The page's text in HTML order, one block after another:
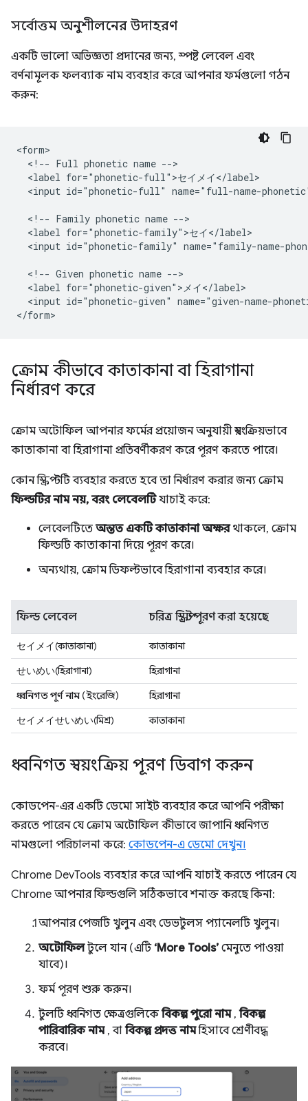
সর্বোত্তম অনুশীলনের উদাহরণ
একটি ভালো অভিজ্ঞতা প্রদানের জন্য, স্পষ্ট লেবেল এবং
বর্ণনামূলক ফলব্যাক নাম ব্যবহার করে আপনার ফর্মগুলো গঠন
করুন:
<form>
  <!-- Full phonetic name -->
  <label for="phonetic-full">セイメイ</label>
<input id="phonetic-full" name="full-name-
  <!-- Family phonetic name -->
  <label for="phonetic-family">セイ</label>
<input id="phonetic-family" name="family-name-
  <!-- Given phonetic name -->
  <label for="phonetic-given">メイ</label>
<input id="phonetic-given" name="given-name-
ক্রোম কীভাবে কাতাকানা বা হিরাগানা
নির্ধারণ করে
ক্রোম অটোফিল আপনার ফর্মের প্রয়োজন অনুযায়ী স্বয়ংক্রিয়ভাবে
কাতাকানা বা হিরাগানা প্রতিবর্ণীকরণ করে পূরণ করতে পারে।
কোন স্ক্রিপ্টটি ব্যবহার করতে হবে তা নির্ধারণ করার জন্য ক্রোম
ফিল্ডটির নাম নয়, বরং লেবেলটিযাচাই করে:
লেবেলটিতে অন্তত একটি কাতাকানা অক্ষরথাকলে, ক্রোম
ফিল্ডটি কাতাকানা দিয়ে পূরণ করে।
অন্যথায়, ক্রোম ডিফল্টভাবে হিরাগানা ব্যবহার করে।
ফিল্ড লেবেল চরিত্র স্ক্রিপ্ট পূরণ করা হয়েছে
セイメイ(কাতাকানা)
কাতাকানা
せいめい(হিরাগানা)
হিরাগানা
ধ্বনিগত পূর্ণ নাম (ইংরেজি)
হিরাগানা
セイメイせいめい(মিশ্র) কাতাকানা
ধ্বনিগত স্বয়ংক্রিয় পূরণ ডিবাগ করুন
কোডপেন-এর একটি ডেমো সাইট ব্যবহার করে আপনি পরীক্ষা
করতে পারেন যে ক্রোম অটোফিল কীভাবে জাপানি ধ্বনিগত
নামগুলো পরিচালনা করে: কোডপেন-এ ডেমো দেখুন।
Chrome DevTools ব্যবহার করে আপনি যাচাই করতে পারেন যে
Chrome আপনার ফিল্ডগুলি সঠিকভাবে শনাক্ত করছে কিনা:
আপনার পেজটি খুলুন এবং ডেভটুলস প্যানেলটি খুলুন।
অটোফিলটুলে যান (এটি ‘More Tools’ মেনুতে পাওয়া
যাবে)।
ফর্ম পূরণ শুরু করুন।
টুলটি ধ্বনিগত ক্ষেত্রগুলিকেবিকল্প পুরো নাম,বিকল্প
পারিবারিক নাম, বাবিকল্প প্রদত্ত নামহিসাবে শ্রেণীবদ্ধ
করবে।